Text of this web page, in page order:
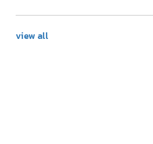
view all